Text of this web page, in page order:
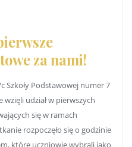
za nami!
Szkoły Podstawowej numer 7
udział w pierwszych
się w ramach
rozpoczęło się o godzinie
które uczniowie wybrali jako